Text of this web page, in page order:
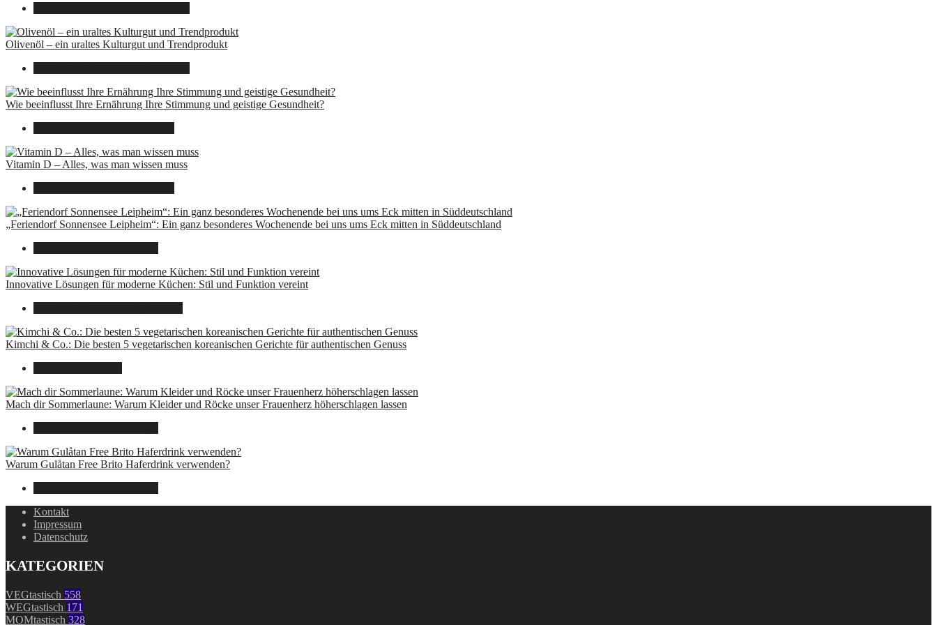
Olivenöl – ein uraltes Kulturgut und Trendprodukt
Wie beeinflusst Ihre Ernährung Ihre Stimmung und geistige Gesundheit?
Vitamin D – Alles, was man wissen muss
„Feriendorf Sonnensee Leipheim“: Ein ganz besonderes Wochenende bei uns ums Eck mitten in Süddeutschland
Innovative Lösungen für moderne Küchen: Stil und Funktion vereint
Kimchi & Co.: Die besten 5 vegetarischen koreanischen Gerichte für authentischen Genuss
Mach dir Sommerlaune: Warum Kleider und Röcke unser Frauenherz höherschlagen lassen
Warum Gulåtan Free Brito Haferdrink verwenden?
Kontakt
Impressum
Datenschutz
KATEGORIEN
VEGtastisch 558
WEGtastisch 171
MOMtastisch 328